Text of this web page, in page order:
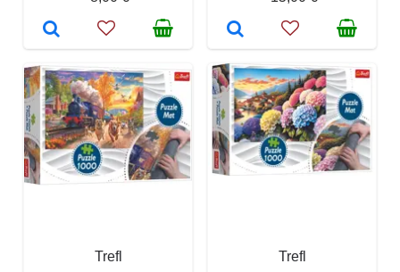
Trefl
Trefl